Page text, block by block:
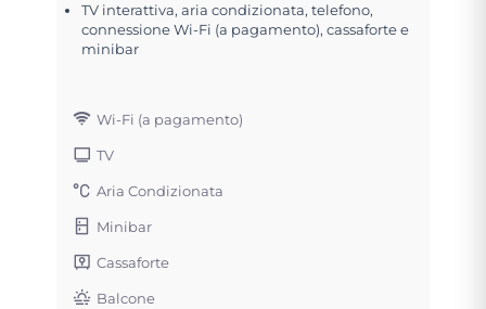
TV interattiva, aria condizionata, telefono,
connessione Wi-Fi (a pagamento), cassaforte e
minibar
Wi-Fi (a pagamento)
TV
Aria Condizionata
Minibar
Cassaforte
Balcone